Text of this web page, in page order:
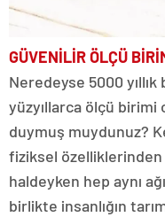
GÜVENİLİR ÖLÇÜ
Neredeyse 5000
yüzyıllarca ölçü birimi
duymuş muydunuz?
fiziksel
haldeyken hep aynı
birlikte insanlığın